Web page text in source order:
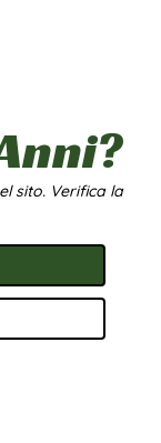
50g 100g
In offerta!
sito. Verifica la